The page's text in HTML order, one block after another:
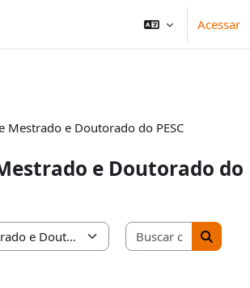
ACESSO À INFORMAÇÃO Acessar
Mestrado e Doutorado do PESC
e Doutorado do
Buscar
Buscar